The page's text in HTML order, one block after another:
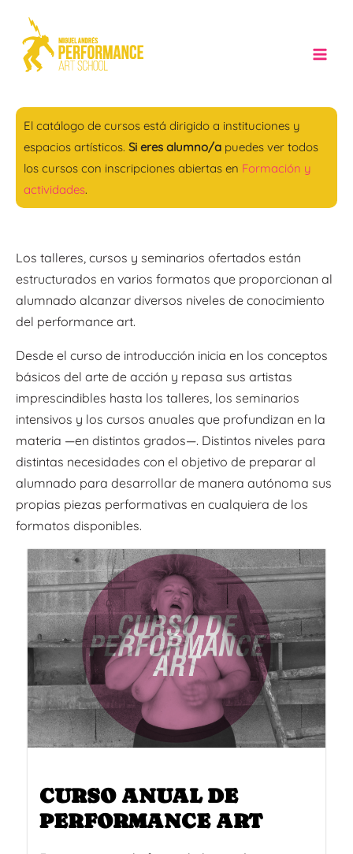
contenido
El catálogo de cursos está dirigido a instituciones y
espacios artísticos. Si eres alumno/a puedes ver todos
los cursos con inscripciones abiertas en Formación y
actividades.
Los talleres, cursos y seminarios ofertados están
estructurados en varios formatos que proporcionan al
alumnado alcanzar diversos niveles de conocimiento
del performance art.
Desde el curso de introducción inicia en los conceptos
básicos del arte de acción y repasa sus artistas
imprescindibles hasta los talleres, los seminarios
intensivos y los cursos anuales que profundizan en la
materia —en distintos grados—. Distintos niveles para
distintas necesidades con el objetivo de preparar al
alumnado para desarrollar de manera autónoma sus
propias piezas performativas en cualquiera de los
formatos disponibles.
CURSO ANUAL DE
PERFORMANCE ART